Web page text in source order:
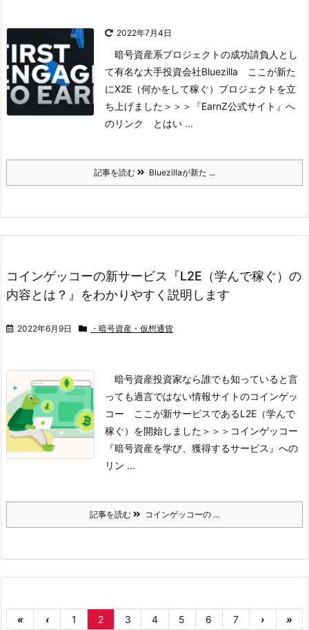
2022年7月4日
暗号資産系プロジェクトの成功請負人とし
て有名な大手投資会社Bluezilla ここが新た
にX2E（何かをして稼ぐ）プロジェクトを立
ち上げました ＞＞＞『EarnZ公式サイト』へ
のリンク
とはい ...
記事を読む Bluezillaが新た ...
コインゲッコーの新サービス『L2E（学んで稼ぐ）の
内容とは？』をわかりやすく説明します
2022年6月9日 ・暗号資産・仮想通貨
暗号資産投資家なら誰でも知っていると言
っても過言ではない情報サイトのコインゲッ
コー ここが新サービスであるL2E（学んで
稼ぐ）を開始しました ＞＞＞コインゲッコー
『暗号資産を学び、獲得するサービス』への
リン ...
記事を読む コインゲッコーの ...
« ‹ 1 2 3 4 5 6 7 › »